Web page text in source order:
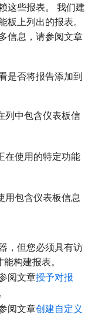
这些报表。 我们建
板上列出的报表。
信息，请参阅文章
是否将报告添加到
列中包含仪表板信
在使用的特定功能
用包含仪表板信息
，但您必须具有访
构建报表。
阅文章授予对报
阅文章创建自定义